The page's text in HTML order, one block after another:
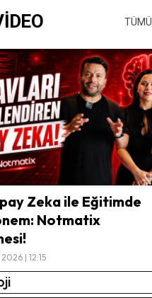
TÜMÜ
Zeka ile Eğitimde
Notmatix
| 12:15